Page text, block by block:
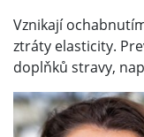
Vznikají
ztráty elasticity.
doplňků stravy,